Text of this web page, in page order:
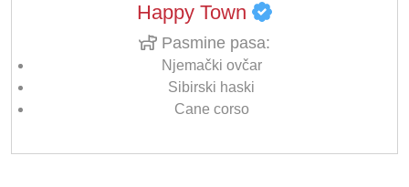
Happy Town
Pasmine pasa:
Njemački ovčar
Sibirski haski
Cane corso